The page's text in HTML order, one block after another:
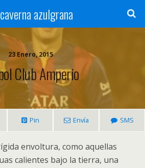
azulgrana
23 Enero, 2015
Club Amperio
Pin Envía SMS
envoltura, como aquellas
calientes bajo la tierra, una